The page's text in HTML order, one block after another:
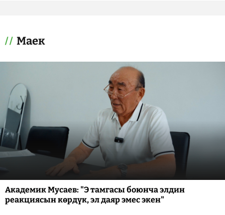
Маек
Академик Мусаев: "Э тамгасы боюнча элдин
реакциясын көрдүк, эл даяр эмес экен"